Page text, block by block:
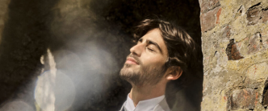
Champagner, Hugo, Softdrinks, Naschereien
TV Bereich (ohne Uwe)
Kostenfrei
keine Extras
OUTLET SÉPARÉE